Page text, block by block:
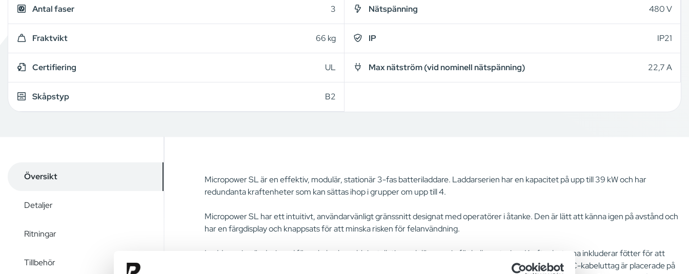
Antal faser 3 Nätspänning 480 V
Fraktvikt 66 kg IP IP21
Certifiering UL Max nätström (vid nominell nätspänning) 22,7 A
Skåpstyp B2
Översikt
Detaljer
Ritningar
Tillbehör
Micropower SL är en effektiv, modulär, stationär 3-fas batteriladdare. Laddarserien har en kapacitet på upp till 39 kW och har
redundanta kraftenheter som kan sättas ihop i grupper om upp till 4.
Micropower SL har ett intuitivt, användarvänligt gränssnitt designat med operatörer i åtanke. Den är lätt att känna igen på avstånd och
har en färgdisplay och knappsats för att minska risken för felanvändning.
Laddarserien är designad för enkel och snabb installation och lämpar sig för hyllmontering. Kraftenheterna inkluderar fötter för att
jämna ut ojämna golv och är staplingsbara med ett universalfäste för att optimera utrymmet. AC- och DC-kabeluttag är placerade på